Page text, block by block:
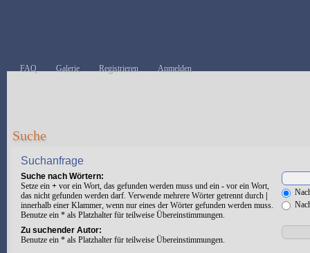
FAQ Galerie Registrieren Anmelden
Suche
Suchanfrage
Suche nach Wörtern:
Setze ein + vor ein Wort, das gefunden werden muss und ein - vor ein Wort,
das nicht gefunden werden darf. Verwende mehrere Wörter getrennt durch
innerhalb einer Klammer, wenn nur eines der Wörter gefunden werden muss.
Benutze ein * als Platzhalter für teilweise Übereinstimmungen.
Zu suchender Autor:
Benutze ein * als Platzhalter für teilweise Übereinstimmungen.